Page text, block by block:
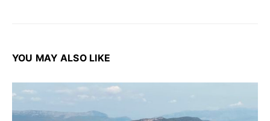
YOU MAY ALSO LIKE